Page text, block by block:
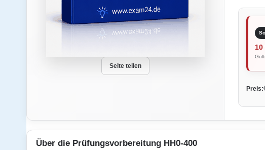
Seite teilen
10
Preis:
Über die Prüfungsvorbereitung HH0-400